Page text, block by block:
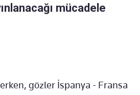
mücadele
gözler İspanya - Fransa